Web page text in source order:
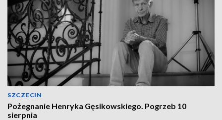
SZCZECIN
Pożegnanie Henryka Gęsikowskiego. Pogrzeb 10
sierpnia